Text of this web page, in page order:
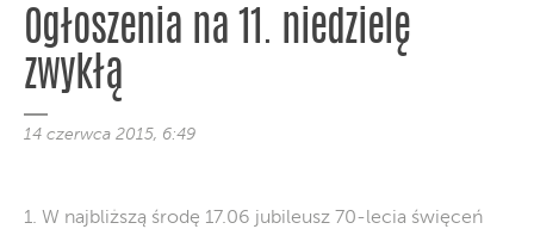
Ogłoszenia na 11. niedzielę
zwykłą
14 czerwca 2015, 6:49
1. W najbliższą środę 17.06 jubileusz 70-lecia święceń